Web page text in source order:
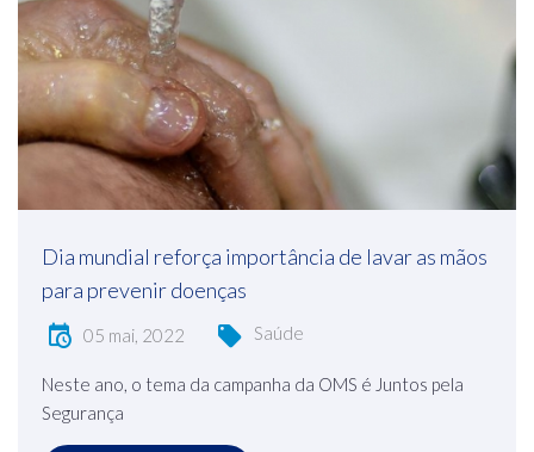
Dia mundial reforça importância de lavar as mãos
para prevenir doenças
05 mai, 2022 Saúde
Neste ano, o tema da campanha da OMS é Juntos pela
Segurança